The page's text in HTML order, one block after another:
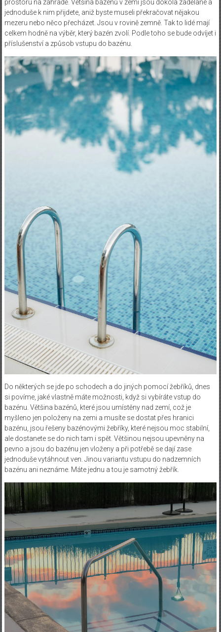
prostoru na zahradě. Většina bazénů v zemi jsou dokola zadělané a
jednoduše k nim přijdete, aniž byste museli překračovat nějakou
mezeru nebo něco přecházet. Jsou v rovině zemně. Tak to lidé mají
celkem hodně na výběr, který bazén zvolí. Podle toho se bude odvíjet i
příslušenství a způsob vstupu do bazénu.
Do některých se jde po schodech a do jiných pomocí žebříků, dnes
si povíme, jaké vlastně máte možnosti, když si vybíráte vstup do
bazénu. Většina bazénů, které jsou umístěny nad zemí, což je
myšleno jen položeny na zemi a musíte se dostat přes hranici
bazénu, jsou řešeny bazénovými žebříky, které nejsou moc stabilní,
ale dostanete se do nich tam i spět. Většinou nejsou upevněny na
pevno a jsou do bazénu jen vloženy a při potřebě se dají zase
jednoduše vytáhnout ven. Jinou variantu vstupu do nadzemních
bazénu ani neznáme. Máte jednu a tou je samotný žebřík.